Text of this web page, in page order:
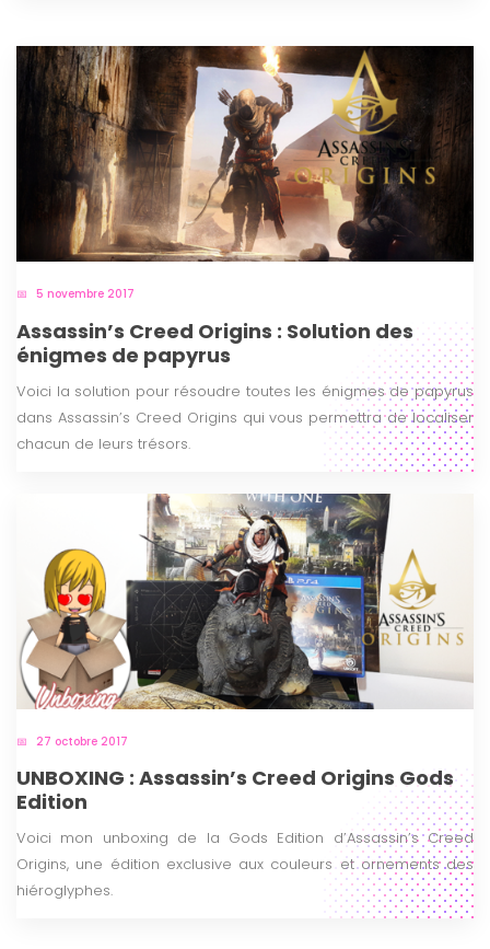
5 novembre 2017
Assassin’s Creed Origins : Solution des
énigmes de papyrus
Voici la solution pour résoudre toutes les énigmes de papyrus
dans Assassin’s Creed Origins qui vous permettra de localiser
chacun de leurs trésors.
27 octobre 2017
UNBOXING : Assassin’s Creed Origins Gods
Edition
Voici mon unboxing de la Gods Edition d’Assassin’s Creed
Origins, une édition exclusive aux couleurs et ornements des
hiéroglyphes.